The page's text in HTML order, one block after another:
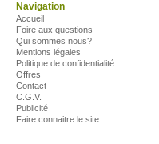
Navigation
Accueil
Foire aux questions
Qui sommes nous?
Mentions légales
Politique de confidentialité
Offres
Contact
C.G.V.
Publicité
Faire connaitre le site